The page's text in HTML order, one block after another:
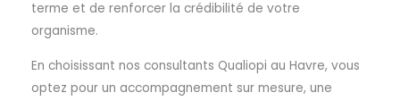
terme et de renforcer la crédibilité de votre
organisme.
En choisissant nos consultants Qualiopi au Havre, vous
optez pour un accompagnement sur mesure, une